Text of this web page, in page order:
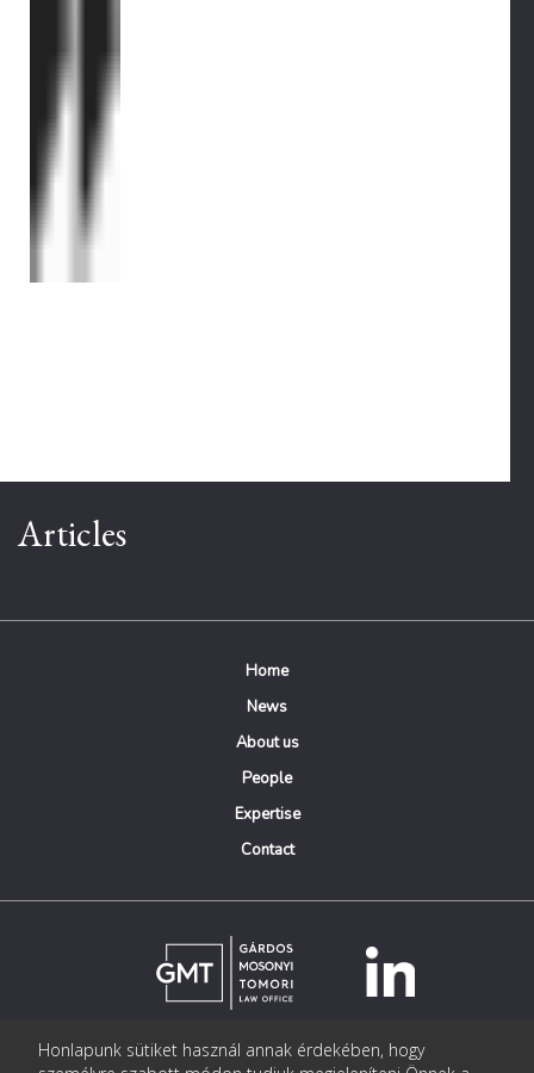
Articles
Home
News
About us
People
Expertise
Contact
© Copyright Gárdos Mosonyi Tomori Ügyvédi Iroda
Honlapunk sütiket használ annak érdekében, hogy